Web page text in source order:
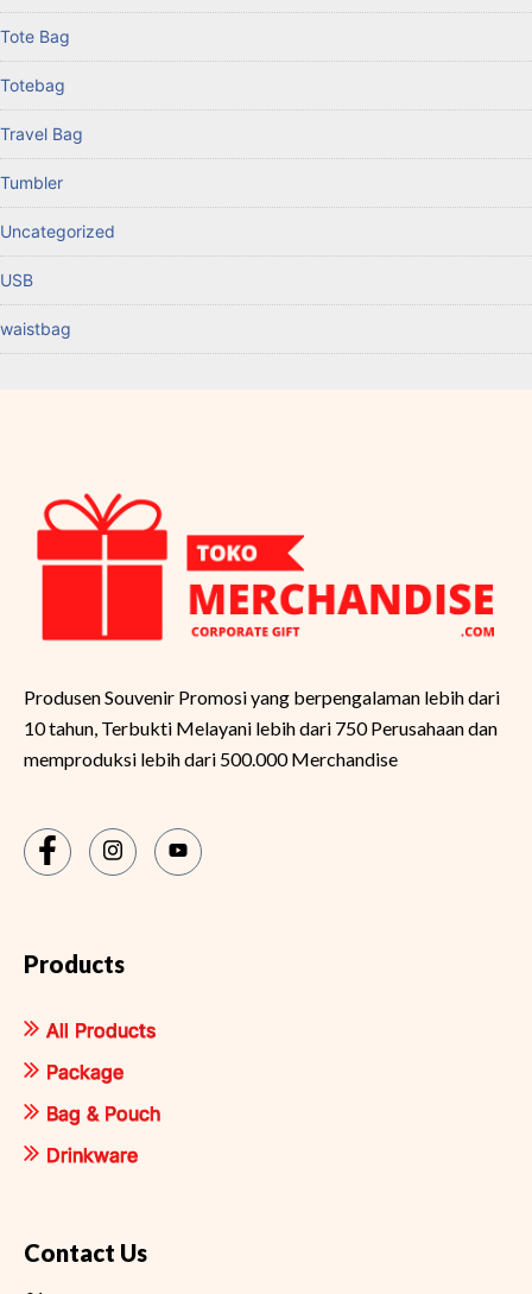
Tote Bag
Totebag
Travel Bag
Tumbler
Uncategorized
USB
waistbag
Produsen Souvenir Promosi yang berpengalaman lebih dari
10 tahun, Terbukti Melayani lebih dari 750 Perusahaan dan
memproduksi lebih dari 500.000 Merchandise
Products
All Products
Package
Bag & Pouch
Drinkware
Contact Us